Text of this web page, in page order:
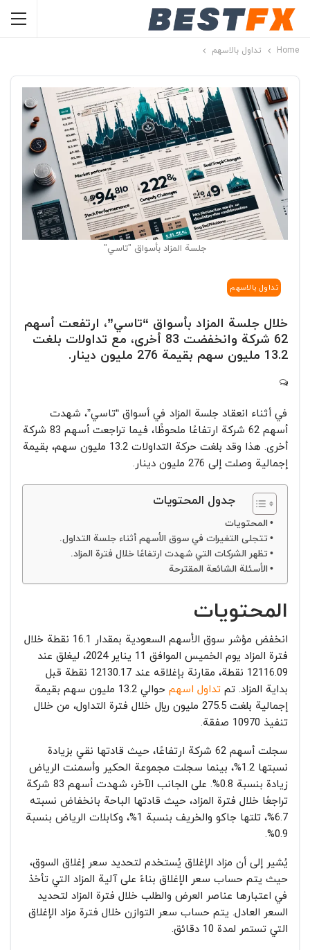
Home تداول بالاسهم
جلسة المزاد بأسواق "تاسي"
تداول بالاسهم
خلال جلسة المزاد بأسواق “تاسي”، ارتفعت أسهم
62 شركة وانخفضت 83 أخرى، مع تداولات بلغت
13.2 مليون سهم بقيمة 276 مليون دينار.
في أثناء انعقاد جلسة المزاد في أسواق “تاسي”، شهدت
أسهم 62 شركة ارتفاعًا ملحوظًا، فيما تراجعت أسهم 83 شركة
أخرى. هذا وقد بلغت حركة التداولات 13.2 مليون سهم، بقيمة
إجمالية وصلت إلى 276 مليون دينار.
جدول المحتويات
المحتويات
تتجلى التغيرات في سوق الأسهم أثناء جلسة التداول.
تظهر الشركات التي شهدت ارتفاعًا خلال فترة المزاد.
الأسئلة الشائعة المقترحة
المحتويات
انخفض مؤشر سوق الأسهم السعودية بمقدار 16.1 نقطة خلال
فترة المزاد يوم الخميس الموافق 11 يناير 2024، ليغلق عند
12116.09 نقطة، مقارنة بإغلاقه عند 12130.17 نقطة قبل
بداية المزاد. تم تداول اسهم
حوالي 13.2 مليون سهم بقيمة
إجمالية بلغت 275.5 مليون ريال خلال فترة التداول، من خلال
تنفيذ 10970 صفقة.
سجلت أسهم 62 شركة ارتفاعًا، حيث قادتها نقي بزيادة
نسبتها 1.2%، بينما سجلت مجموعة الحكير وأسمنت الرياض
زيادة بنسبة 0.8%. على الجانب الآخر، شهدت أسهم 83 شركة
تراجعًا خلال فترة المزاد، حيث قادتها الباحة بانخفاض نسبته
6.7%، تلتها جاكو والخريف بنسبة 1%، وكابلات الرياض بنسبة
0.9%.
يُشير إلى أن مزاد الإغلاق يُستخدم لتحديد سعر إغلاق السوق،
حيث يتم حساب سعر الإغلاق بناءً على آلية المزاد التي تأخذ
في اعتبارها عناصر العرض والطلب خلال فترة المزاد لتحديد
السعر العادل. يتم حساب سعر التوازن خلال فترة مزاد الإغلاق
التي تستمر لمدة 10 دقائق.